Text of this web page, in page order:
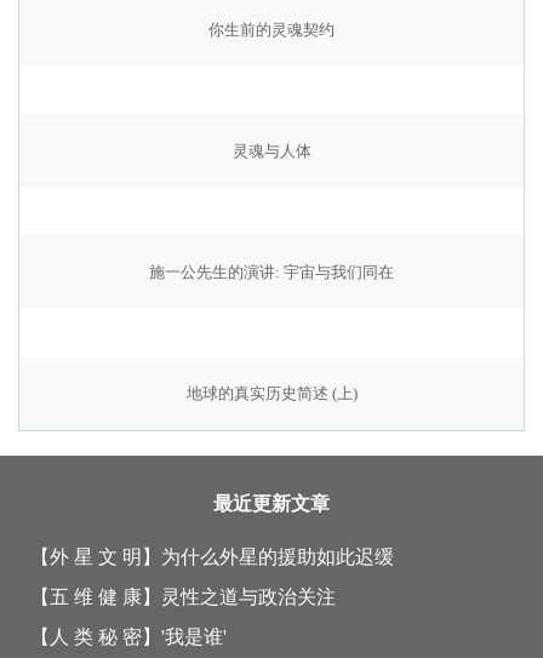
你生前的灵魂契约
灵魂与人体
施一公先生的演讲: 宇宙与我们同在
地球的真实历史简述 (上)
最近更新文章
【外 星 文 明】 为什么外星的援助如此迟缓
【五 维 健 康】
灵性之道与政治关注
【人 类 秘 密】 '我是谁'